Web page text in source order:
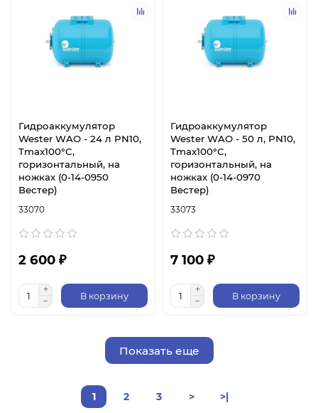
Гидроаккумулятор
Wester WAO - 24 л PN10,
Tmax100°C,
горизонтальный, на
ножках (0-14-0950
Вестер)
33070
2 600 ₽
В корзину
Гидроаккумулятор
Wester WAO - 50 л, PN10,
Tmax100°C,
горизонтальный, на
ножках (0-14-0970
Вестер)
33073
7 100 ₽
В корзину
Показать еще
1 2 3 > >|